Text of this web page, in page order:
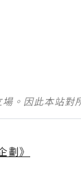
。因此本站
劃》